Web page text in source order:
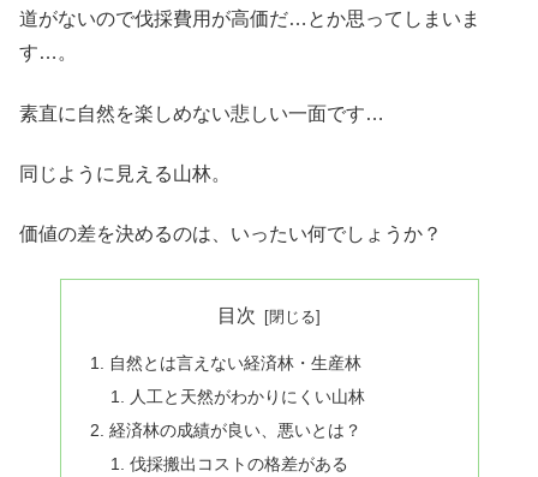
道がないので伐採費用が高価だ…とか思ってしまいま
す…。
素直に自然を楽しめない悲しい一面です…
同じように見える山林。
価値の差を決めるのは、いったい何でしょうか？
目次
自然とは言えない経済林・生産林
人工と天然がわかりにくい山林
経済林の成績が良い、悪いとは？
伐採搬出コストの格差がある